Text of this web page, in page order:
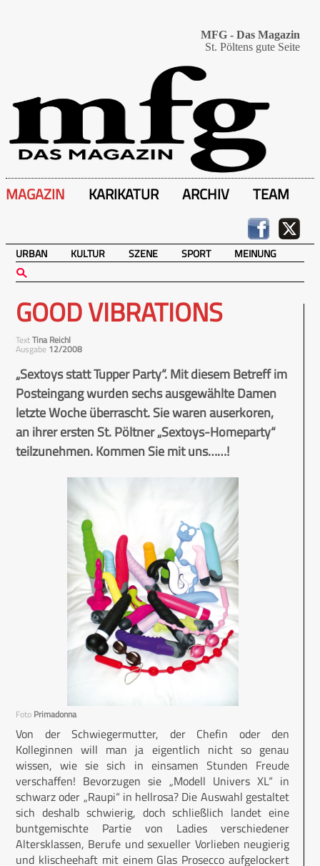
MFG - Das Magazin
St. Pöltens gute Seite
MAGAZIN KARIKATUR ARCHIV TEAM
URBAN KULTUR SZENE SPORT MEINUNG
GOOD VIBRATIONS
TextTina Reichl
Ausgabe 12/2008
„Sextoys statt Tupper Party“. Mit diesem Betreff im
Posteingang wurden sechs ausgewählte Damen
letzte Woche überrascht. Sie waren auserkoren,
an ihrer ersten St. Pöltner „Sextoys-Homeparty“
teilzunehmen. Kommen Sie mit uns……!
Foto Primadonna
Von der Schwiegermutter, der Chefin oder den
Kolleginnen will man ja eigentlich nicht so genau
wissen, wie sie sich in einsamen Stunden Freude
verschaffen! Bevorzugen sie „Modell Univers XL“ in
schwarz oder „Raupi“ in hellrosa? Die Auswahl gestaltet
sich deshalb schwierig, doch schließlich landet eine
buntgemischte Partie von Ladies verschiedener
Altersklassen, Berufe und sexueller Vorlieben neugierig
und klischeehaft mit einem Glas Prosecco aufgelockert